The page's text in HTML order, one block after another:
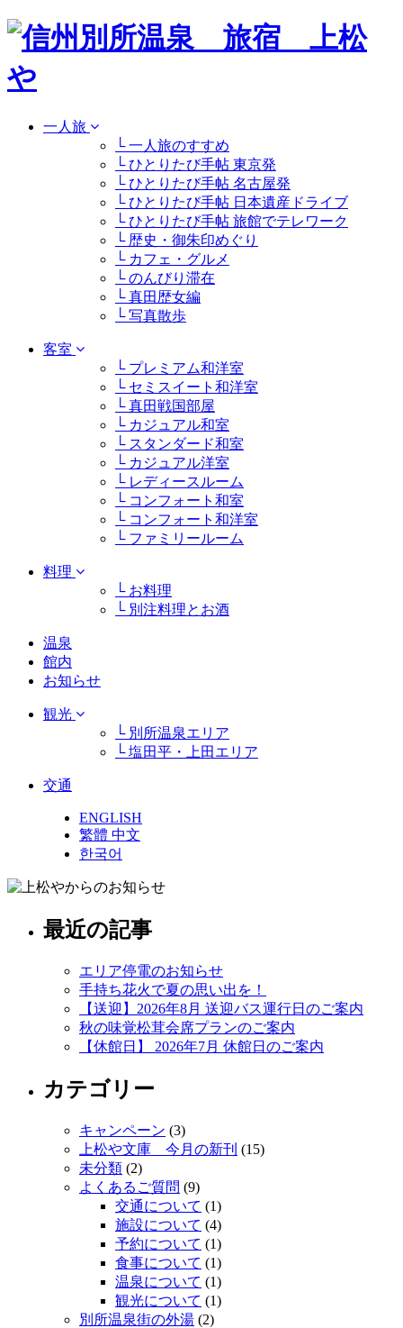
一人旅
└ 一人旅のすすめ
└ ひとりたび手帖 東京発
└ ひとりたび手帖 名古屋発
└ ひとりたび手帖 日本遺産ドライブ
└ ひとりたび手帖 旅館でテレワーク
└ 歴史・御朱印めぐり
└ カフェ・グルメ
└ のんびり滞在
└ 真田歴女編
└ 写真散歩
客室
└ プレミアム和洋室
└ セミスイート和洋室
└ 真田戦国部屋
└ カジュアル和室
└ スタンダード和室
└ カジュアル洋室
└ レディースルーム
└ コンフォート和室
└ コンフォート和洋室
└ ファミリールーム
料理
└ お料理
└ 別注料理とお酒
温泉
館内
お知らせ
観光
└ 別所温泉エリア
└ 塩田平・上田エリア
交通
ENGLISH
繁體 中文
한국어
最近の記事
エリア停電のお知らせ
手持ち花火で夏の思い出を！
【送迎】2026年8月 送迎バス運行日のご案内
秋の味覚松茸会席プランのご案内
【休館日】 2026年7月 休館日のご案内
カテゴリー
キャンペーン (3)
上松や文庫 今月の新刊 (15)
未分類 (2)
よくあるご質問 (9)
交通について (1)
施設について (4)
予約について (1)
食事について (1)
温泉について (1)
観光について (1)
別所温泉街の外湯 (2)